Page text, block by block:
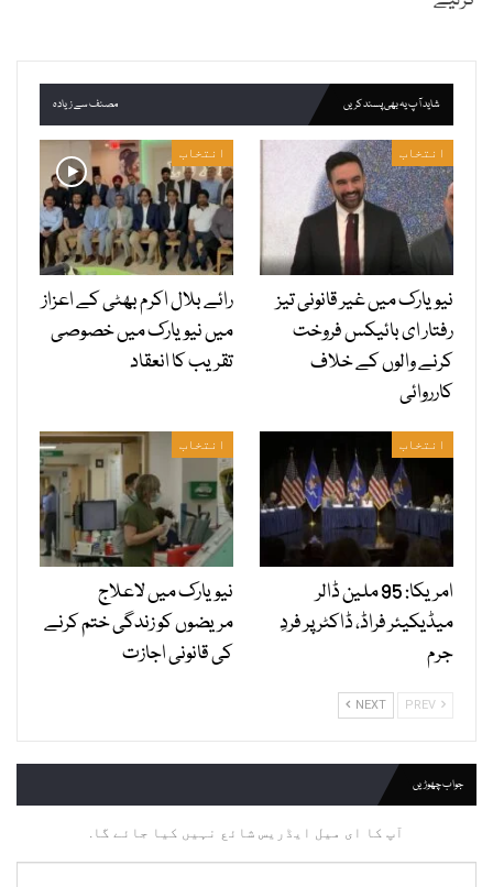
شاید آپ یہ بھی پسند کریں مصنف سے زیادہ
انتخاب
نیویارک میں غیر قانونی تیز
رفتار ای بائیکس فروخت
کرنے والوں کے خلاف
کارروائی
انتخاب
رائے بلال اکرم بھٹی کے اعزاز
میں نیویارک میں خصوصی
تقریب کا انعقاد
انتخاب
امریکا: 95 ملین ڈالر
میڈیکیئر فراڈ، ڈاکٹر پر فردِ
جرم
انتخاب
نیویارک میں لاعلاج
مریضوں کو زندگی ختم کرنے
کی قانونی اجازت
NEXT
جواب چھوڑیں
آپ کا ای میل ایڈریس شائع نہیں کیا جائے گا.